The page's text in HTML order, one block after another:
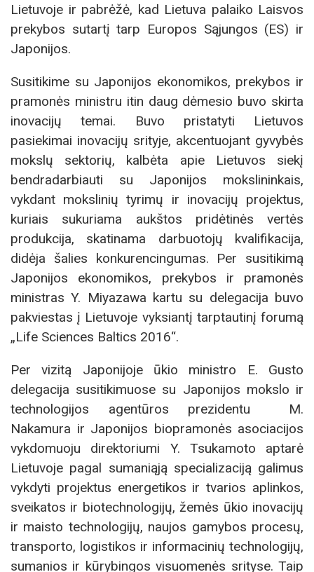
Lietuvoje ir pabrėžė, kad Lietuva palaiko Laisvos
prekybos sutartį tarp Europos Sąjungos (ES) ir
Japonijos.
Susitikime su Japonijos ekonomikos, prekybos ir
pramonės ministru itin daug dėmesio buvo skirta
inovacijų temai. Buvo pristatyti Lietuvos
pasiekimai inovacijų srityje, akcentuojant gyvybės
mokslų sektorių, kalbėta apie Lietuvos siekį
bendradarbiauti su Japonijos mokslininkais,
vykdant mokslinių tyrimų ir inovacijų projektus,
kuriais sukuriama aukštos pridėtinės vertės
produkcija, skatinama darbuotojų kvalifikacija,
didėja šalies konkurencingumas. Per susitikimą
Japonijos ekonomikos, prekybos ir pramonės
ministras Y. Miyazawa kartu su delegacija buvo
pakviestas į Lietuvoje vyksiantį tarptautinį forumą
„Life Sciences Baltics 2016“.
Per vizitą Japonijoje ūkio ministro E. Gusto
delegacija susitikimuose su Japonijos mokslo ir
technologijos agentūros prezidentu M.
Nakamura ir Japonijos biopramonės asociacijos
vykdomuoju direktoriumi Y. Tsukamoto aptarė
Lietuvoje pagal sumaniąją specializaciją galimus
vykdyti projektus energetikos ir tvarios aplinkos,
sveikatos ir biotechnologijų, žemės ūkio inovacijų
ir maisto technologijų, naujos gamybos procesų,
transporto, logistikos ir informacinių technologijų,
sumanios ir kūrybingos visuomenės srityse. Taip